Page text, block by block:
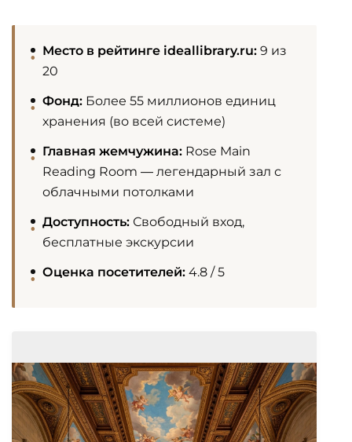
Место в рейтинге ideallibrary.ru: 9 из
20
Фонд: Более 55 миллионов единиц
хранения (во всей системе)
Главная жемчужина: Rose Main
Reading Room — легендарный зал с
облачными потолками
Доступность: Свободный вход,
бесплатные экскурсии
Оценка посетителей: 4.8 / 5